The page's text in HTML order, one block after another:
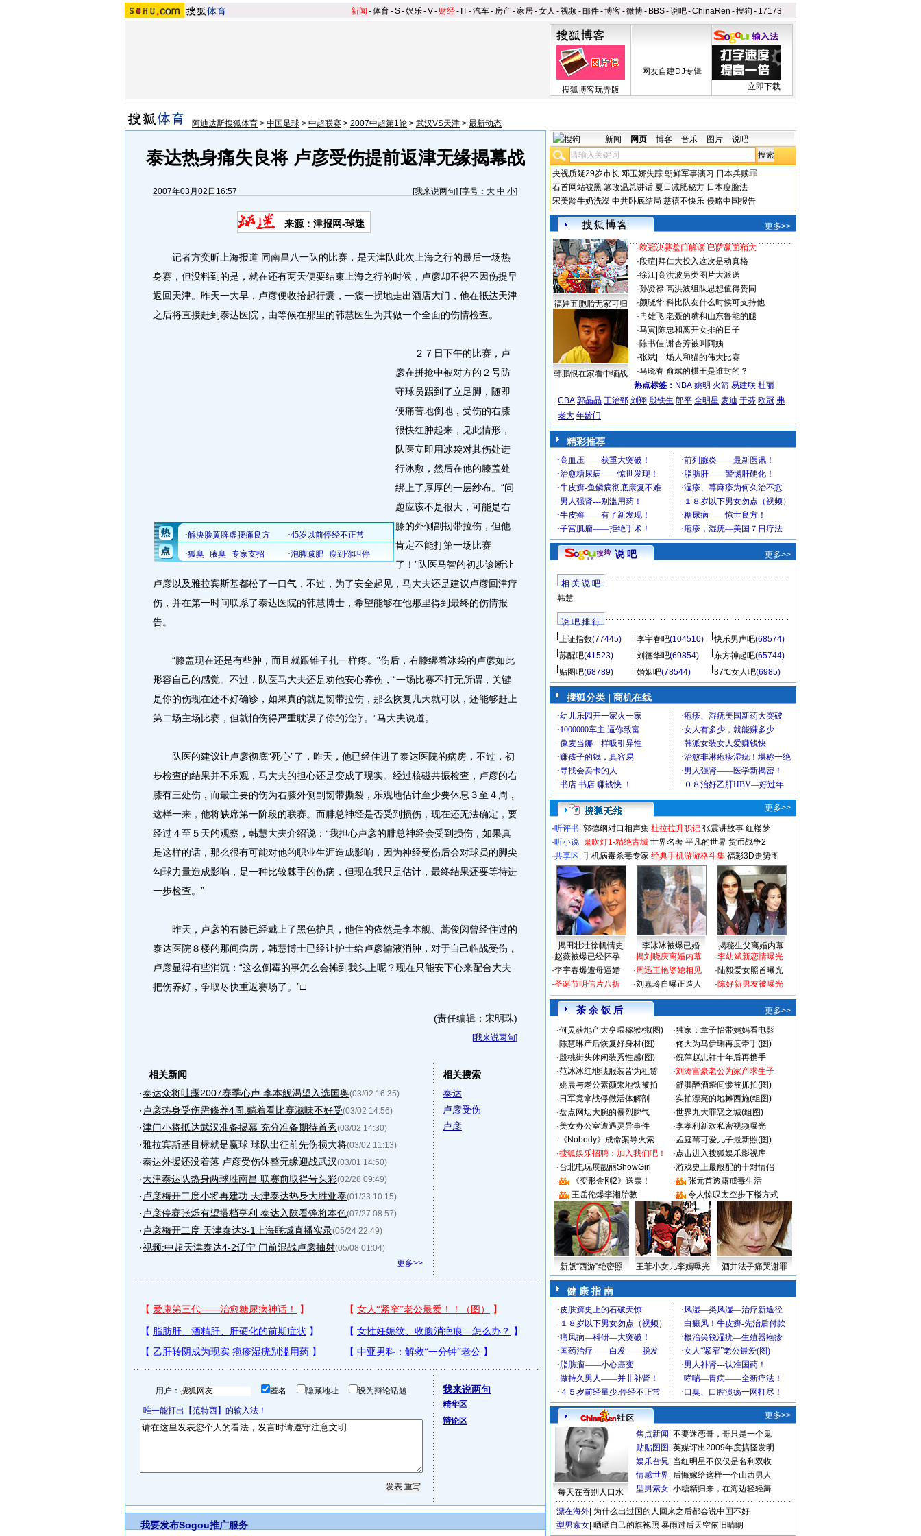
新闻 -体育-S-娱乐-V- 财经- IT-汽车- 房产-家居-女人 -视频-邮件-博客-微博- BBS-说吧-ChinaRen -搜狗 - 17173
搜狐博客玩弄版
网友自建DJ专辑
立即下载
阿迪达斯搜狐体育 > 中国足球 > 中超联赛 > 2007中超第1轮 > 武汉VS天津 > 最新动态
泰达热身痛失良将 卢彦受伤提前返津无缘揭幕战
2007年03月02日16:57 [我来说两句] [字号： 大 中 小]
来源：津报网-球迷
记者方奕昕上海报道 同南昌八一队的比赛，是天津队此次上海之行的最后一场热
身赛，但没料到的是，就在还有两天便要结束上海之行的时候，卢彦却不得不因伤提早
返回天津。昨天一大早，卢彦便收拾起行囊，一瘸一拐地走出酒店大门，他在抵达天津
之后将直接赶到泰达医院，由等候在那里的韩慧医生为其做一个全面的伤情检查。
２７日下午的比赛，卢
彦在拼抢中被对方的２号防
守球员踢到了立足脚，随即
便痛苦地倒地，受伤的右膝
很快红肿起来，见此情形，
队医立即用冰袋对其伤处进
行冰敷，然后在他的膝盖处
绑上了厚厚的一层纱布。“问
题应该不是很大，可能是右
膝的外侧副韧带拉伤，但他
肯定不能打第一场比赛
了！”队医马智的初步诊断让
卢彦以及雅拉宾斯基都松了一口气，不过，为了安全起见，马大夫还是建议卢彦回津疗
伤，并在第一时间联系了泰达医院的韩慧博士，希望能够在他那里得到最终的伤情报
告。
“膝盖现在还是有些肿，而且就跟锥子扎一样疼。”伤后，右膝绑着冰袋的卢彦如此
形容自己的感觉。不过，队医马大夫还是劝他安心养伤，“一场比赛不打无所谓，关键
是你的伤现在还不好确诊，如果真的就是韧带拉伤，那么恢复几天就可以，还能够赶上
第二场主场比赛，但就怕伤得严重耽误了你的治疗。”马大夫说道。
队医的建议让卢彦彻底“死心”了，昨天，他已经住进了泰达医院的病房，不过，初
步检查的结果并不乐观，马大夫的担心还是变成了现实。经过核磁共振检查，卢彦的右
膝有三处伤，而最主要的伤为右膝外侧副韧带撕裂，乐观地估计至少要休息３至４周，
这样一来，他将缺席第一阶段的联赛。而腓总神经是否受到损伤，现在还无法确定，要
经过４至５天的观察，韩慧大夫介绍说：“我担心卢彦的腓总神经会受到损伤，如果真
是这样的话，那么很有可能对他的职业生涯造成影响，因为神经受伤后会对球员的脚尖
勾球力量造成影响，是一种比较棘手的伤病，但现在我只是估计，最终结果还要等待进
一步检查。”
昨天，卢彦的右膝已经戴上了黑色护具，他住的依然是李本舰、蒿俊闵曾经住过的
泰达医院８楼的那间病房，韩慧博士已经让护士给卢彦输液消肿，对于自己临战受伤，
卢彦显得有些消沉：“这么倒霉的事怎么会摊到我头上呢？现在只能安下心来配合大夫
把伤养好，争取尽快重返赛场了。”□
(责任编辑：宋明珠)
[我来说两句]
相关新闻
·泰达众将吐露2007赛季心声 李本舰渴望入选国奥(03/02 16:35)
· 卢彦热身受伤需修养4周:躺着看比赛滋味不好受(03/02 14:56)
·津门小将抵达武汉准备揭幕 充分准备期待首秀(03/02 14:30)
·雅拉宾斯基目标就是赢球 球队出征前先伤损大将(03/02 11:13)
·泰达外援还没着落 卢彦受伤休整无缘迎战武汉(03/01 14:50)
·天津泰达队热身两球胜南昌 联赛前取得号头彩(02/28 09:49)
· 卢彦梅开二度小将再建功 天津泰达热身大胜亚泰(01/23 10:15)
· 卢彦停赛张烁有望搭档亨利 泰达入陕看锋将本色(07/27 08:57)
· 卢彦梅开二度 天津泰达3-1上海联城直播实录(05/24 22:49)
·视频:中超天津泰达4-2辽宁 门前混战卢彦抽射(05/08 01:04)
更多>>
相关搜索
泰达
卢彦受伤
卢彦
用户： 匿名 隐藏地址 设为辩论话题
唯一能打出【范特西】的输入法！
我来说两句
精华区
辩论区
我要发布Sogou推广服务
新闻 网页 博客 音乐 图片 说吧
央视质疑29岁市长 邓玉娇失踪 朝鲜军事演习 日本兵赎罪
石首网站被黑 篡改温总讲话 夏日减肥秘方 日本瘦脸法
宋美龄牛奶洗澡 中共卧底结局 慈禧不快乐 侵略中国报告
更多>>
福娃五胞胎无家可归
韩鹏恨在家看中缅战
·欧冠决赛盘口解读 巴萨赢面稍大
·段暄 拜仁大投入这次是动真格
·徐江| 高洪波另类图片大派送
·孙贤禄| 高洪波组队思想值得赞同
·颜晓华| 科比队友什么时候可支持他
·冉雄飞| 老聂的嘴和山东鲁能的腿
·马寅| 陈忠和离开女排的日子
·陈书佳| 谢杏芳被叫阿姨
·张斌| 一场人和猫的伟大比赛
·马晓春| 俞斌的棋王是谁封的？
热点标签： NBA 姚明 火箭 易建联 杜丽
CBA 郭晶晶 王治郅 刘翔 殷铁生 郎平 全明星 麦迪 于芬 欧冠 弗
老大 年龄门
精彩推荐
说 吧 更多>>
相 关 说 吧
韩慧
说 吧 排 行
上证指数(77445) 李宇春吧(104510) 快乐男声吧(68574)
苏醒吧(41523) 刘德华吧(69854) 东方神起吧(65744)
贴图吧(68789) 婚姻吧(78544) 37℃女人吧(6985)
搜狐分类 | 商机在线
更多>>
·听评书 郭德纲对口相声集 杜拉拉升职记 张震讲故事 红楼梦
·听小说 鬼吹灯1-精绝古城 世界名著 平凡的世界 货币战争2
·共享区 手机病毒杀毒专家 经典手机游游格斗集 福彩3D走势图
揭田壮壮徐帆情史 李冰冰被爆已婚
揭秘生父离婚内幕
·赵薇被爆已经怀孕
·李宇春爆遭母逼婚
·圣诞节明信片八折
·揭刘晓庆离婚内幕
·周迅王艳婆媳相见
·刘嘉玲自曝正造人
·李幼斌新恋情曝光
·陆毅爱女照首曝光
·陈好新男友被曝光
茶 余 饭 后
更多>>
·何炅获地产大亨喂猕猴桃(图) ·独家：章子怡带妈妈看电影
·陈慧琳产后恢复好身材(图) ·佟大为马伊琍再度牵手(图)
·殷桃街头休闲装秀性感(图) ·倪萍赵忠祥十年后再携手
·范冰冰红地毯服装皆为租赁 ·刘涛富豪老公为家产求生子
·姚晨与老公素颜乘地铁被拍 ·舒淇醉酒瞬间惨被抓拍(图)
· 日军竟拿战俘做活体解剖 ·实拍漂亮的地摊西施(组图)
·盘点网坛大腕的暴烈脾气 ·世界九大罪恶之城(组图)
·美女办公室遭遇灵异事件 ·李孝利新欢私密视频曝光
· 《Nobody》成命案导火索 ·孟庭苇可爱儿子最新照(图)
·搜狐娱乐招聘：加入我们吧！ ·点击进入搜狐娱乐影视库
·台北电玩展靓丽ShowGirl ·游戏史上最般配的十对情侣
·
《变形金刚2》送票！ ·
张元首透露戒毒生活
·
王岳伦爆李湘胎教 · 令人惊叹太空步下楼方式
新版“西游”绝密照 王菲小女儿李嫣曝光 酒井法子痛哭谢罪
健 康 指 南
更多>>
每天在吞别人口水
焦点新闻 不要迷恋哥，哥只是一个鬼
贴贴图图 英媒评出2009年度搞怪发明
娱乐旮旯 当红明星不仅仅是名利双收
情感世界 后悔嫁给这样一个山西男人
型男索女 小糖精归来，在海边轻轻舞
漂在海外 为什么出过国的人回来之后都会说中国不好
型男索女 晒晒自己的旗袍照 暴雨过后天空依旧晴朗